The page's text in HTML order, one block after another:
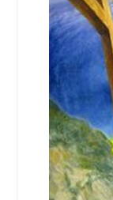
Nous Contacter
Panier
Politique de
Qui sommes-
Soutien à
Suivi de la